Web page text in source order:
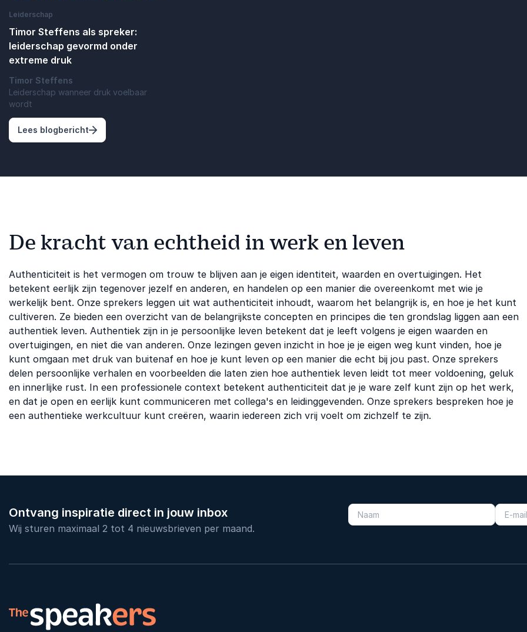
Leiderschap
Timor Steffens als spreker:
leiderschap gevormd onder
extreme druk
Timor Steffens
Leiderschap wanneer druk voelbaar
wordt
Lees blogbericht: Timor Steffens als spreker: leiderschap gevormd onder extreme druk
De kracht van echtheid in werk en leven
Authenticiteit is het vermogen om trouw te blijven aan je eigen identiteit, waarden en overtuigingen. Het
betekent eerlijk zijn tegenover jezelf en anderen, en handelen op een manier die overeenkomt met wie je
werkelijk bent. Onze sprekers leggen uit wat authenticiteit inhoudt, waarom het belangrijk is, en hoe je het kunt
cultiveren. Ze bieden een overzicht van de belangrijkste concepten en principes die ten grondslag liggen aan een
authentiek leven. Authentiek zijn in je persoonlijke leven betekent dat je leeft volgens je eigen waarden en
overtuigingen, en niet die van anderen. Onze lezingen geven inzicht in hoe je je eigen weg kunt vinden, hoe je
kunt omgaan met druk van buitenaf en hoe je kunt leven op een manier die echt bij jou past. Onze sprekers
delen persoonlijke verhalen en voorbeelden die laten zien hoe authentiek leven leidt tot meer voldoening, geluk
en innerlijke rust. In een professionele context betekent authenticiteit dat je je ware zelf kunt zijn op het werk,
en dat je open en eerlijk kunt communiceren met collega's en leidinggevenden. Onze sprekers bespreken hoe je
een authentieke werkcultuur kunt creëren, waarin iedereen zich vrij voelt om zichzelf te zijn.
Ontvang inspiratie direct in jouw inbox
Wij sturen maximaal 2 tot 4 nieuwsbrieven per maand.